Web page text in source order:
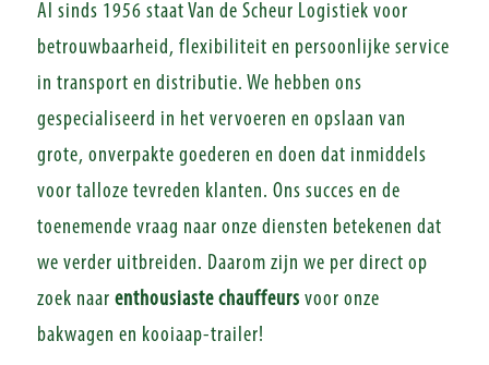
Al sinds 1956 staat Van de Scheur Logistiek voor
betrouwbaarheid, flexibiliteit en persoonlijke service
in transport en distributie. We hebben ons
gespecialiseerd in het vervoeren en opslaan van
grote, onverpakte goederen en doen dat inmiddels
voor talloze tevreden klanten. Ons succes en de
toenemende vraag naar onze diensten betekenen dat
we verder uitbreiden. Daarom zijn we per direct op
zoek naar enthousiaste chauffeurs voor onze
bakwagen en kooiaap-trailer!